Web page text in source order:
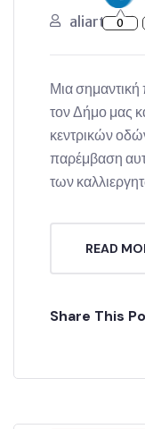
aliartos
Μια
τον Δήμο μας
κεντρικών
παρέμβαση
των
READ
Share This
0